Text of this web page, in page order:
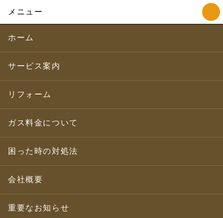
メニュー
ホーム
サービス案内
リフォーム
ガス料金について
困った時の対処法
会社概要
重要なお知らせ